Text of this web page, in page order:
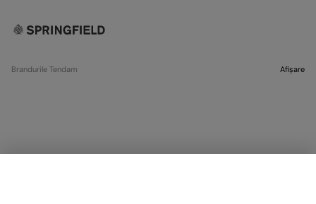
Brandurile Tendam Afișare